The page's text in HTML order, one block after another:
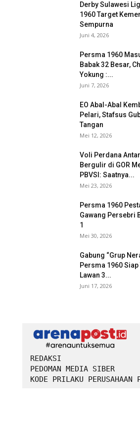
Derby Sulawesi
1960 Target
Sempurna
Juni 4, 2026
Persma 1960
Babak 32 Besar,
Yokung :...
Juni 7, 2026
EO Abal-Abal
Pelari, Stafsus
Tangan
Mei 12, 2026
Voli Perdana
Bergulir di GOR
PBVSI: Saatnya...
Mei 23, 2026
Persma 1960
Gawang Persebri
1
Mei 30, 2026
Gabung “Grup
Persma 1960 Siap
Lawan 3...
Juni 17, 2026
REDAKSI
PEDOMAN MEDIA SIBER
KODE PRILAKU PERUSAHAAN